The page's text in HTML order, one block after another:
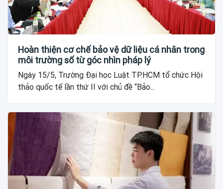
Hoàn thiện cơ chế bảo vệ dữ liệu cá nhân trong
môi trường số từ góc nhìn pháp lý
Ngày 15/5, Trường Đại học Luật TP.HCM tổ chức Hội
thảo quốc tế lần thứ II với chủ đề “Bảo...